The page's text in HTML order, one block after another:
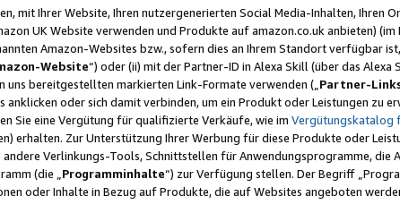
mit Ihrer Website, Ihren nutzergenerierten Social Media-Inhalten,
UK Website verwenden und Produkte auf amazon.co.uk anbieten) (im
Amazon-Websites bzw., sofern dies an Ihrem Standort verfügbar
Website“) oder (ii) mit der Partner-ID in Alexa Skill (über das
uns bereitgestellten markierten Link-Formate verwenden („ Partner-
anklicken oder sich damit verbinden, um ein Produkt oder Leistungen zu
Sie eine Vergütung für qualifizierte Verkäufe, wie im Vergütungskatalog
erhalten. Zur Unterstützung Ihrer Werbung für diese Produkte oder
Verlinkungs-Tools, Schnittstellen für Anwendungsprogramme,
(die „ Programminhalte“) zur Verfügung stellen. Der Begriff
oder Inhalte in Bezug auf Produkte, die auf Websites angeboten